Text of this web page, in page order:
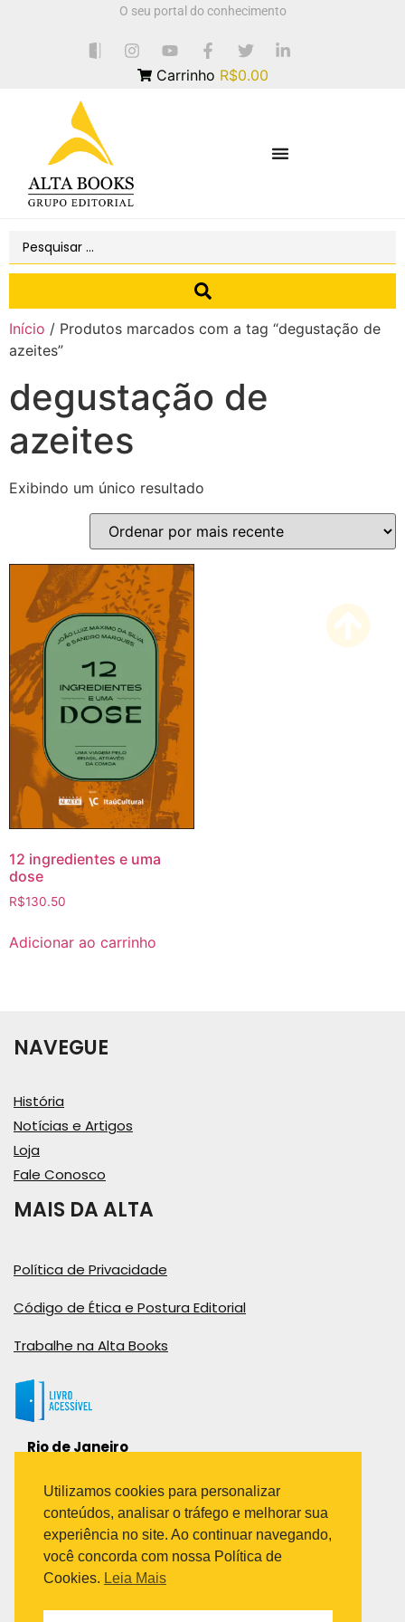
O seu portal do conhecimento
Carrinho R$0.00
Início / Produtos marcados com a tag “degustação de
azeites”
degustação de
azeites
Exibindo um único resultado
12 ingredientes e uma
dose
R$130.50
Adicionar ao carrinho
NAVEGUE
História
Notícias e Artigos
Loja
Fale Conosco
MAIS DA ALTA
Política de Privacidade
Código de Ética e Postura Editorial
Trabalhe na Alta Books
Rio de Janeiro
Bairro Industrial do Jacaré
Rio de Janeiro – RJ – CEP: 20970-031
Telefone:
(21) 3278-8069
(21) 3995-7512
Utilizamos cookies para personalizar
conteúdos, analisar o tráfego e melhorar sua
experiência no site. Ao continuar navegando,
você concorda com nossa Política de
Cookies. Leia Mais